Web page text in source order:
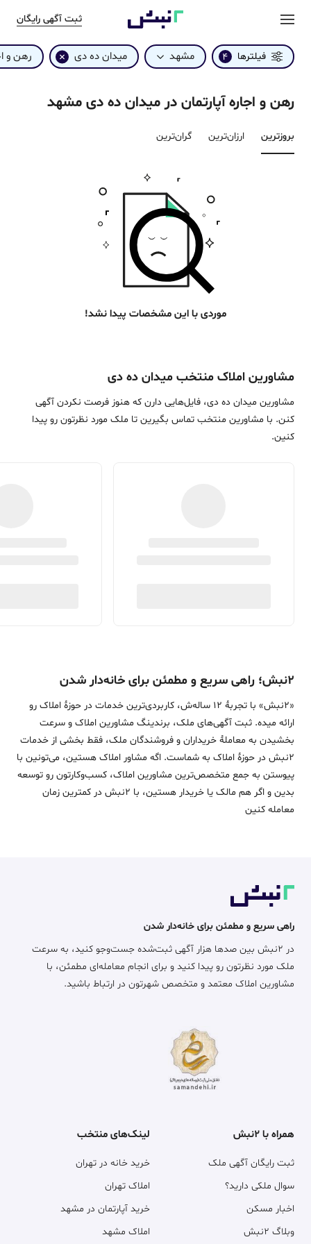
ثبت آگهی رایگان
فیلترها 4 مشهد میدان ده دی رهن و
رهن و اجاره آپارتمان در میدان ده دی مشهد
بروزترین‌ ارزان‌ترین گران‌ترین
موردی با این مشخصات پیدا نشد!
مشاورین املاک منتخب میدان ده دی
مشاورین میدان ده دی، فایل‌هایی دارن که هنوز فرصت نکردن آگهی
کنن. با مشاورین منتخب تماس بگیرین تا ملک مورد نظرتون رو پیدا
کنین.
۲نبش؛ راهی سریع و مطمئن برای خانه‌دار شدن
«2نبش» با تجربۀ 12 ساله‌ش، کاربردی‌ترین خدمات در حوزۀ املاک رو
ارائه میده. ثبت آگهی‌های ملک، برندینگ مشاورین املاک و سرعت
بخشیدن به معاملۀ خریداران و فروشندگان ملک، فقط بخشی از خدمات
2نبش در حوزۀ املاک به شماست. اگه مشاور املاک هستین، می‌تونین با
پیوستن به جمع متخصص‌ترین مشاورین املاک، کسب‌وکارتون رو توسعه
بدین و اگر هم مالک یا خریدار هستین، با 2نبش در کمترین زمان
معامله‌ کنین
راهی سریع و مطمئن برای خانه‌دار شدن
در ۲نبش بین صدها هزار آگهی ثبت‌شده جست‌وجو کنید، به سرعت
ملک مورد نظرتون رو پیدا کنید و برای انجام معامله‌ای مطمئن، با
مشاورین املاک معتمد و متخصص شهرتون در ارتباط باشید.
همراه با ۲نبش
ثبت رایگان آگهی ملک
سوال ملکی دارید؟
اخبار مسکن
وبلاگ ۲نبش
لینک‌های منتخب
خرید خانه در تهران
املاک تهران
خرید آپارتمان در مشهد
املاک مشهد